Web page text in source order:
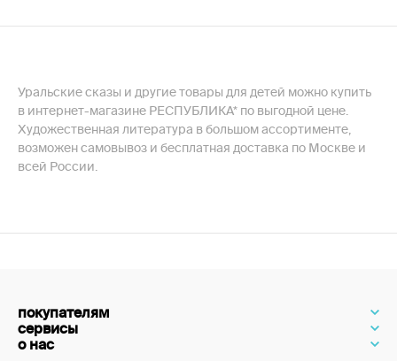
Уральские сказы и другие товары для детей можно купить
в интернет-магазине РЕСПУБЛИКА* по выгодной цене.
Художественная литература в большом ассортименте,
возможен самовывоз и бесплатная доставка по Москве и
всей России.
покупателям
сервисы
о нас